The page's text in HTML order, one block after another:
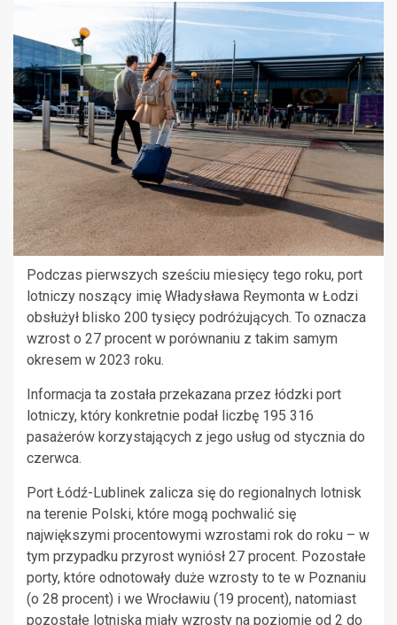
Podczas pierwszych sześciu miesięcy tego roku, port
lotniczy noszący imię Władysława Reymonta w Łodzi
obsłużył blisko 200 tysięcy podróżujących. To oznacza
wzrost o 27 procent w porównaniu z takim samym
okresem w 2023 roku.
Informacja ta została przekazana przez łódzki port
lotniczy, który konkretnie podał liczbę 195 316
pasażerów korzystających z jego usług od stycznia do
czerwca.
Port Łódź-Lublinek zalicza się do regionalnych lotnisk
na terenie Polski, które mogą pochwalić się
największymi procentowymi wzrostami rok do roku – w
tym przypadku przyrost wyniósł 27 procent. Pozostałe
porty, które odnotowały duże wzrosty to te w Poznaniu
(o 28 procent) i we Wrocławiu (19 procent), natomiast
pozostałe lotniska miały wzrosty na poziomie od 2 do